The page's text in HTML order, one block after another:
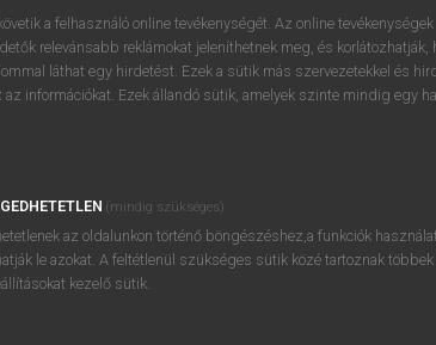
regisztrálok ésbelépek.
REGISZTRÁCIÓ
a felhasználó online tevékenységét. Az online tevékenységek
relevánsabb reklámokat jeleníthetnek meg, és korlátozhatják,
láthat egy hirdetést. Ezek a sütik más szervezetekkel és
az információkat. Ezek állandó sütik, amelyek szinte mindig egy
(mindig szükséges)
az oldalunkon történő böngészéshez,a funkciók
le azokat. A feltétlenül szükséges sütik közé tartoznak többek
kezelő sütik.